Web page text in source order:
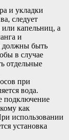
и укладки
следует
или капельниц, а
и
должны быть
в случае
отдельные
при
вода.
подключение
как
использовании
установка